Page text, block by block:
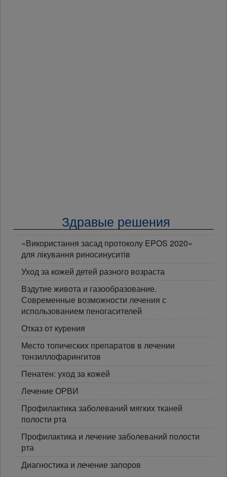
Здравые решения
«Використання засад протоколу EPOS 2020»
для лікування риносинуситів
Уход за кожей детей разного возраста
Вздутие живота и газообразование.
Современные возможности лечения с
использованием пеногасителей
Отказ от курения
Место топических препаратов в лечении
тонзиллофарингитов
Пенатен: уход за кожей
Лечение ОРВИ
Профилактика заболеваний мягких тканей
полости рта
Профилактика и лечение заболеваний полости
рта
Диагностика и лечение запоров